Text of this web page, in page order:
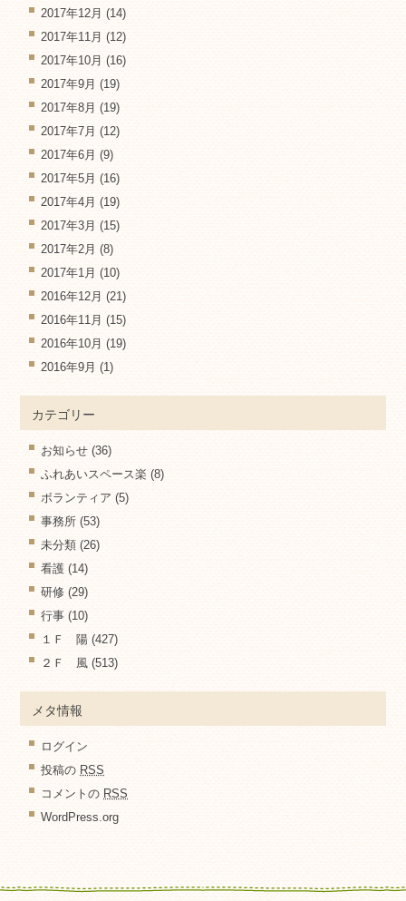
2017年12月 (14)
2017年11月 (12)
2017年10月 (16)
2017年9月 (19)
2017年8月 (19)
2017年7月 (12)
2017年6月 (9)
2017年5月 (16)
2017年4月 (19)
2017年3月 (15)
2017年2月 (8)
2017年1月 (10)
2016年12月 (21)
2016年11月 (15)
2016年10月 (19)
2016年9月 (1)
カテゴリー
お知らせ (36)
ふれあいスペース楽 (8)
ボランティア (5)
事務所 (53)
未分類 (26)
看護 (14)
研修 (29)
行事 (10)
１Ｆ 陽 (427)
２Ｆ 風 (513)
メタ情報
ログイン
投稿の RSS
コメントの RSS
WordPress.org